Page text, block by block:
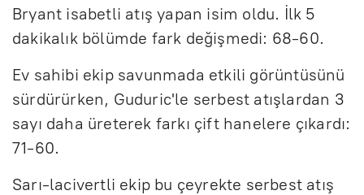
Bryant isabetli atış yapan isim oldu. İlk 5
dakikalık bölümde fark değişmedi: 68-60.
Ev sahibi ekip savunmada etkili görüntüsünü
sürdürürken, Guduric'le serbest atışlardan 3
sayı daha üreterek farkı çift hanelere çıkardı:
71-60.
Sarı-lacivertli ekip bu çeyrekte serbest atış